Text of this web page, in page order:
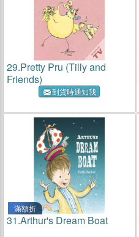
29.Pretty Pru (Tilly and
Friends)
到貨時通知我
滿額折
31.Arthur's Dream Boat